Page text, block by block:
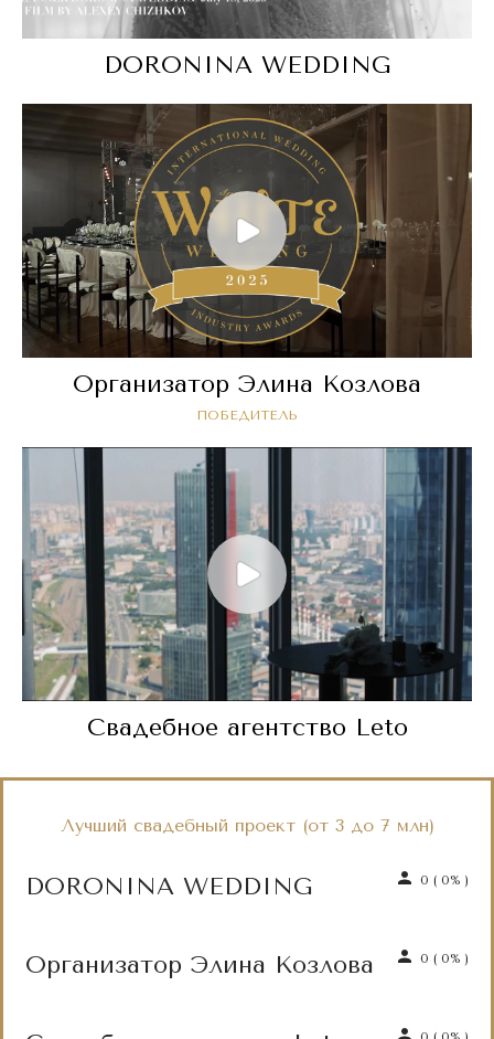
DORONINA WEDDING
Организатор Элина Козлова
ПОБЕДИТЕЛЬ
Свадебное агентство Leto
Лучший свадебный проект (от 3 до 7 млн)
DORONINA WEDDING 0 ( 0% )
Организатор Элина Козлова 0 ( 0% )